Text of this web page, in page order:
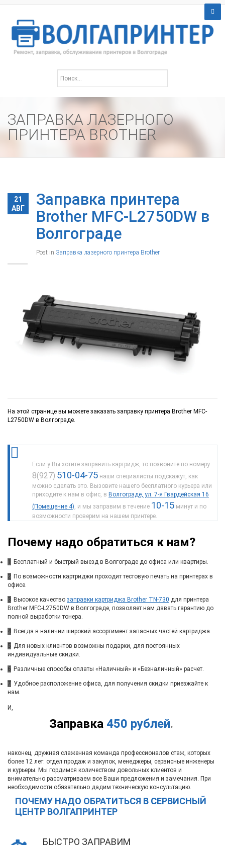
ЗАПРАВКА ЛАЗЕРНОГО
ПРИНТЕРА BROTHER
21
АВГ
Заправка принтера
Brother MFC-L2750DW в
Волгограде
Post in Заправка лазерного принтера Brother
На этой странице вы можете заказать заправку принтера Brother MFC-
L2750DW в Волгограде.
Если у Вы хотите заправить картридж, то позвоните по номеру
8(927) 510-04-75 наши специалисты подскажут, как
можно сделать это. Вызовите нашего бесплатного курьера или
приходите к нам в офис, в Волгограде, ул. 7-я Гвардейская 16
(Помещение 4), и мы заправим в течение 10-15 минут и по
возможности проверим на нашем принтере.
Почему надо обратиться к нам?
1 Бесплатный и быстрый выезд в Волгограде до офиса или квартиры.
2 По возможности картриджи проходит тестовую печать на принтерах в
офисе.
3 Высокое качество заправки картриджа Brother TN-730 для принтера
Brother MFC-L2750DW в Волгограде, позволяет нам давать гарантию до
полной выработки тонера.
4 Всегда в наличии широкий ассортимент запасных частей картриджа.
5 Для новых клиентов возможны подарки, для постоянных
индивидуальные скидки.
6 Различные способы оплаты «Наличный» и «Безналичный» расчет.
7 Удобное расположение офиса, для получения скидки приезжайте к
нам.
Заправка 450 рублей.
И,
наконец, дружная слаженная команда профессионалов стаж, которых
более 12 лет: отдел продаж и закупок, менеджеры, сервисные инженеры
и курьеры. Мы гордимся количеством довольных клиентов и
внимательно рассматриваем все Ваши предложения и замечания. При
необходимости обязательно дадим техническую консультацию.
ПОЧЕМУ НАДО ОБРАТИТЬСЯ В СЕРВИСНЫЙ
ЦЕНТР ВОЛГАПРИНТЕР
БЫСТРО ЗАПРАВИМ